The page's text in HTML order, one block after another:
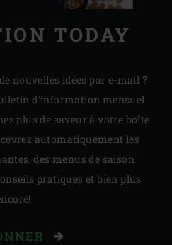
TODAY
nouvelles idées par e-mail ?
d'information mensuel
plus de saveur à votre boîte
automatiquement les
des menus de saison
pratiques et bien plus